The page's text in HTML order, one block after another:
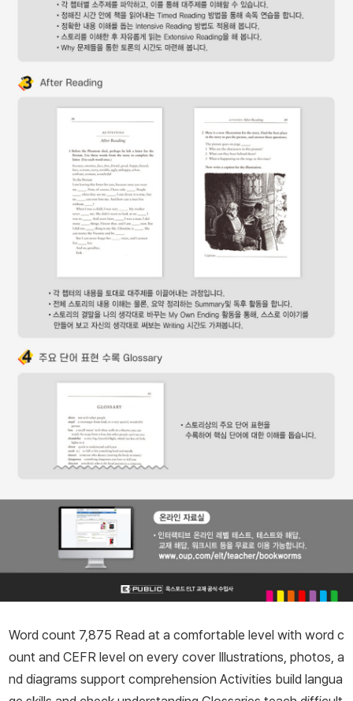
Word count 7,875 Read at a comfortable level with word c
ount and CEFR level on every cover Illustrations, photos, a
nd diagrams support comprehension Activities build langua